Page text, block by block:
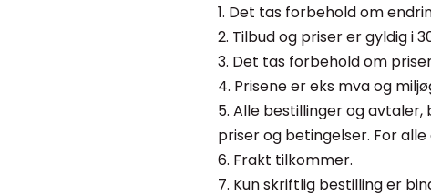
1. Det tas forbehold om
2. Tilbud og priser er gyldig i
3. Det tas forbehold om
4. Prisene er eks mva og
5. Alle bestillinger og
priser og betingelser. For
6. Frakt tilkommer.
7. Kun skriftlig bestilling er